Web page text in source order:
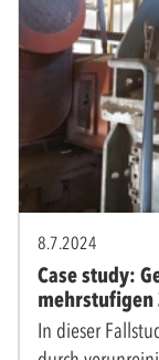
8.7.2024
Case study:
mehrstufigen
In dieser